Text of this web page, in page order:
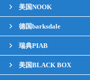
美国NOOK
德国barksdale
瑞典PIAB
美国BLACK BOX